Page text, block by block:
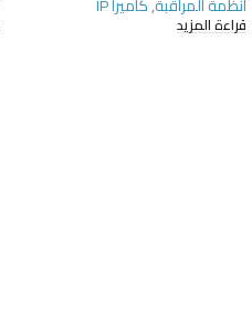
قراءة المزيد